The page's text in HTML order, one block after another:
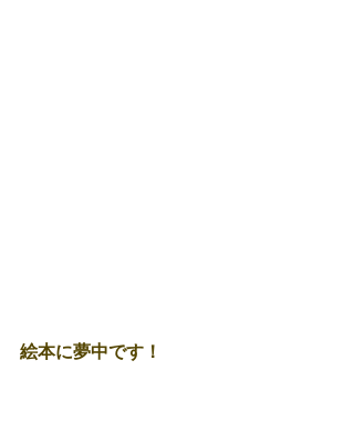
絵本に夢中です！